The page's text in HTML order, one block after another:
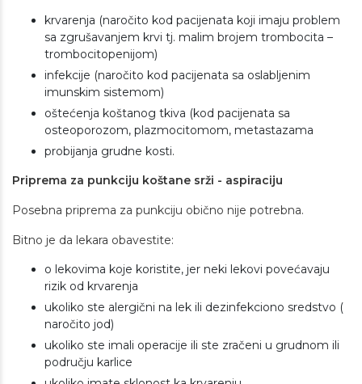
krvarenja (naročito kod pacijenata koji imaju problem
sa zgrušavanjem krvi tj. malim brojem trombocita –
trombocitopenijom)
infekcije (naročito kod pacijenata sa oslabljenim
imunskim sistemom)
oštećenja koštanog tkiva (kod pacijenata sa
osteoporozom, plazmocitomom, metastazama
probijanja grudne kosti.
Priprema za punkciju koštane srži - aspiraciju
Posebna priprema za punkciju obično nije potrebna.
Bitno je da lekara obavestite:
o lekovima koje koristite, jer neki lekovi povećavaju
rizik od krvarenja
ukoliko ste alergični na lek ili dezinfekciono sredstvo (
naročito jod)
ukoliko ste imali operacije ili ste zračeni u grudnom ili
području karlice